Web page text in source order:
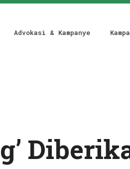
Advokasi & Kampanye